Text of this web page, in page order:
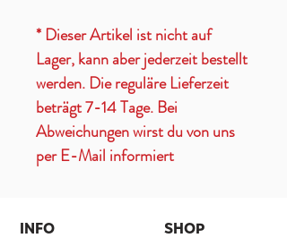
* Dieser Artikel ist nicht auf
Lager, kann aber jederzeit bestellt
werden. Die reguläre Lieferzeit
beträgt 7-14 Tage. Bei
Abweichungen wirst du von uns
per E-Mail informiert
INFO SHOP